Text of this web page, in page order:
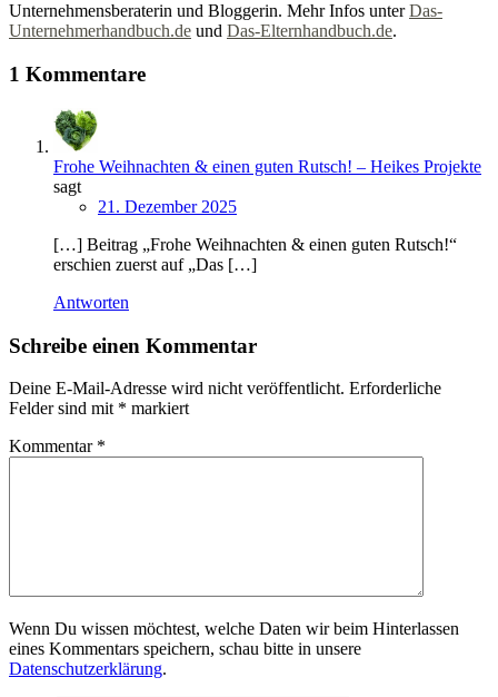
Unternehmensberaterin und Bloggerin. Mehr Infos unterDas-
Unternehmerhandbuch.de und Das-Elternhandbuch.de.
1 Kommentare
Frohe Weihnachten & einen guten Rutsch! – Heikes Projekte
sagt
21. Dezember 2025
[…] Beitrag „Frohe Weihnachten & einen guten Rutsch!“
erschien zuerst auf „Das […]
Antworten
Schreibe einen Kommentar
Deine E-Mail-Adresse wird nicht veröffentlicht. Erforderliche
Felder sind mit * markiert
Kommentar *
Wenn Du wissen möchtest, welche Daten wir beim Hinterlassen
eines Kommentars speichern, schau bitte in unsere
Datenschutzerklärung.